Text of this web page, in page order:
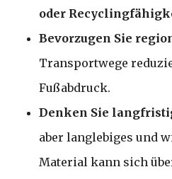
oder
Bevorzugen Sie
Transportwege
Fußabdruck.
Denken Sie
aber langlebiges und
Material kann sich